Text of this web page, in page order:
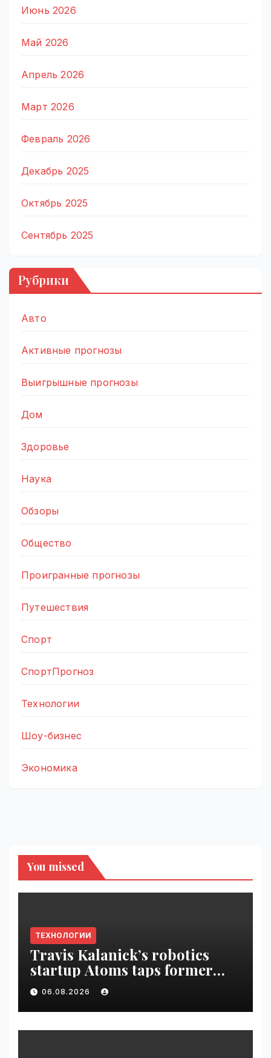
Июнь 2026
Май 2026
Апрель 2026
Март 2026
Февраль 2026
Декабрь 2025
Октябрь 2025
Сентябрь 2025
Рубрики
Авто
Активные прогнозы
Выигрышные прогнозы
Дом
Здоровье
Наука
Обзоры
Общество
Проигранные прогнозы
Путешествия
Спорт
СпортПрогноз
Технологии
Шоу-бизнес
Экономика
You missed
ТЕХНОЛОГИИ
Travis Kalanick’s robotics
startup Atoms taps former
Uber finance chief as CFO |
VseTime.ru
06.08.2026